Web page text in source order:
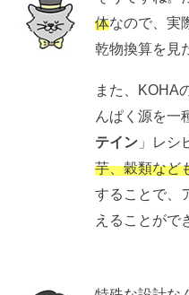
体なので、実
乾物換算を見
また、KOHA
んぱく源を一
テイン 」レシ
芋、穀類など
することで、
えることがで